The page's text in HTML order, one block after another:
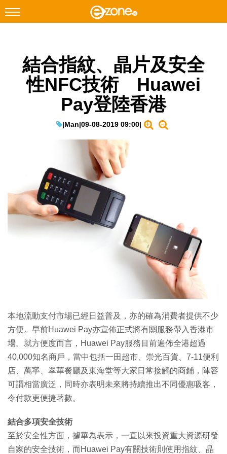
Facebook Instagram
科技焦點
生成式AI與雲端應用
Enterprise Digital Transformation
結合指紋、晶片及安全
性NFC技術 Huawei
Pay登陸香港
|Man|09-08-2019 09:00|
本地流動支付市場已經日益普及，亦的確為消費者提供不少
方便。早前Huawei Pay亦宣佈正式將有關服務帶入香港市
場。就方便度而言，Huawei Pay服務目前遍佈全港超過
40,000知名商戶，當中包括一田超市、崇光百貨、7-11便利
店、萬寧、翠華餐廳及東海堂等大家日常接觸的商鋪，陣容
可謂相當廣泛，同時亦表明未來將持續推出不同優惠吸客，
令付款更便捷著數。
結合多項安全技術
至於安全性方面，據華為表示，一直以來投資重大資源研發
自家的安全技術，而Huawei Pay有關技術則使用指紋、晶